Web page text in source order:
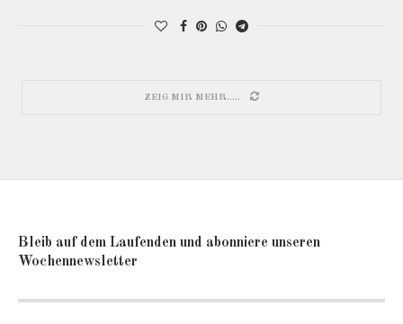
ZEIG MIR MEHR.....
Bleib auf dem Laufenden und abonniere unseren
Wochennewsletter